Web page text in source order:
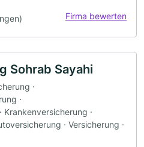
Firma bewerten
Sohrab Sayahi
·
·
·
· Versicherung ·